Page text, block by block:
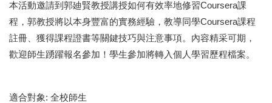
本活動邀請到郭廸賢教授講授如何有效率地修習Coursera課
程，郭教授將以本身豐富的實務經驗，教導同學Coursera課程
註冊、獲得課程證書等關鍵技巧與注意事項。內容精采可期，
歡迎師生踴躍報名參加！學生參加將轉入個人學習歷程檔案。
適合對象: 全校師生